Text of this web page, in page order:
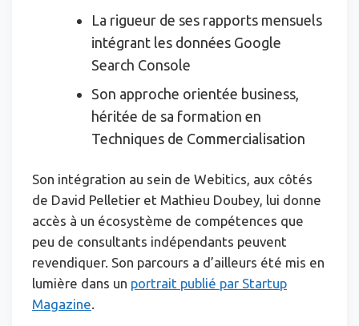
La rigueur de ses rapports mensuels
intégrant les données Google
Search Console
Son approche orientée business,
héritée de sa formation en
Techniques de Commercialisation
Son intégration au sein de Webitics, aux côtés
de David Pelletier et Mathieu Doubey, lui donne
accès à un écosystème de compétences que
peu de consultants indépendants peuvent
revendiquer. Son parcours a d’ailleurs été mis en
lumière dans un portrait publié par Startup
Magazine.